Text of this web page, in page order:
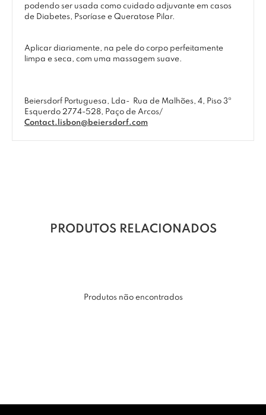
podendo ser usada como cuidado adjuvante em casos
de Diabetes, Psoríase e Queratose Pilar.
Aplicar diariamente, na pele do corpo perfeitamente
limpa e seca, com uma massagem suave.
Beiersdorf Portuguesa, Lda-
Rua de Malhões, 4, Piso 3º
Esquerdo 2774-528, Paço de Arcos/
Contact.lisbon@beiersdorf.com
PRODUTOS RELACIONADOS
Produtos não encontrados